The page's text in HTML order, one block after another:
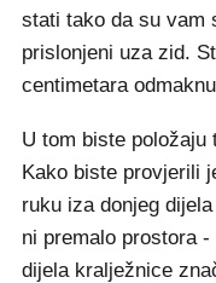
stati tako da su vam
prislonjeni uza zid.
centimetara
U tom biste položaju
Kako biste provjerili
ruku iza donjeg
ni premalo prostora
dijela kralježnice